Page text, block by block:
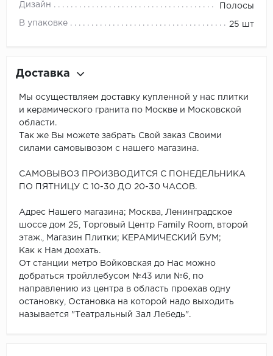
Дизайн Полосы
В упаковке 25 шт
Доставка
Мы осуществляем доставку купленной у нас плитки
и керамического гранита по Москве и Московской
области.
Так же Вы можете забрать Свой заказ Своими
силами самовывозом с нашего магазина.
САМОВЫВОЗ ПРОИЗВОДИТСЯ С ПОНЕДЕЛЬНИКА
ПО ПЯТНИЦУ С 10-30 ДО 20-30 ЧАСОВ.
Адрес Нашего магазина; Москва, Ленинградское
шоссе дом 25, Торговый Центр Family Room, второй
этаж., Магазин Плитки; КЕРАМИЧЕСКИЙ БУМ;
Как к Нам доехать.
От станции метро Войковская до Нас можно
добраться тройллебусом №43 или №6, по
направлению из центра в область проехав одну
остановку, Остановка на которой надо выходить
называется "Театральный Зал Лебедь".